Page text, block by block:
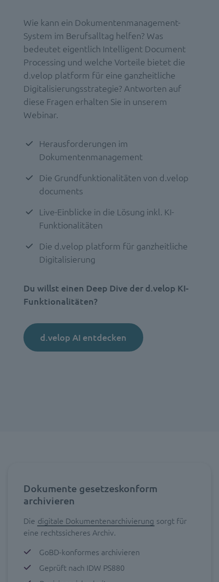
Wie kann ein Dokumentenmanagement-
System im Berufsalltag helfen? Was
bedeutet eigentlich Intelligent Document
Processing und welche Vorteile bietet die
d.velop platform für eine ganzheitliche
Digitalisierungsstrategie? Antworten auf
diese Fragen erhalten Sie in unserem
Webinar.
Herausforderungen im
Dokumentenmanagement
Die Grundfunktionalitäten von d.velop
documents
Live-Einblicke in die Lösung inkl. KI-
Funktionalitäten
Die d.velop platform für ganzheitliche
Digitalisierung
Du willst einen Deep Dive der d.velop KI-
Funktionalitäten?
d.velop AI entdecken
Dokumente gesetzeskonform
archivieren
Die digitale Dokumentenarchivierung sorgt für
eine rechtssicheres Archiv.
GoBD-konformes archivieren
Geprüft nach IDW PS880